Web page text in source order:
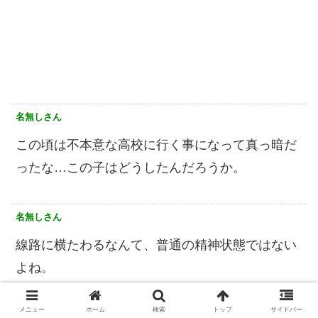
名無しさん
この頃は不本意な高校に行く事になって真っ暗だ
ったな…この子はどうしたんだろうか。
名無しさん
線路に横たわるなんて、普通の精神状態ではない
よね。
また、一つ命を救えなかった・・・
メニュー ホーム 検索 トップ サイドバー